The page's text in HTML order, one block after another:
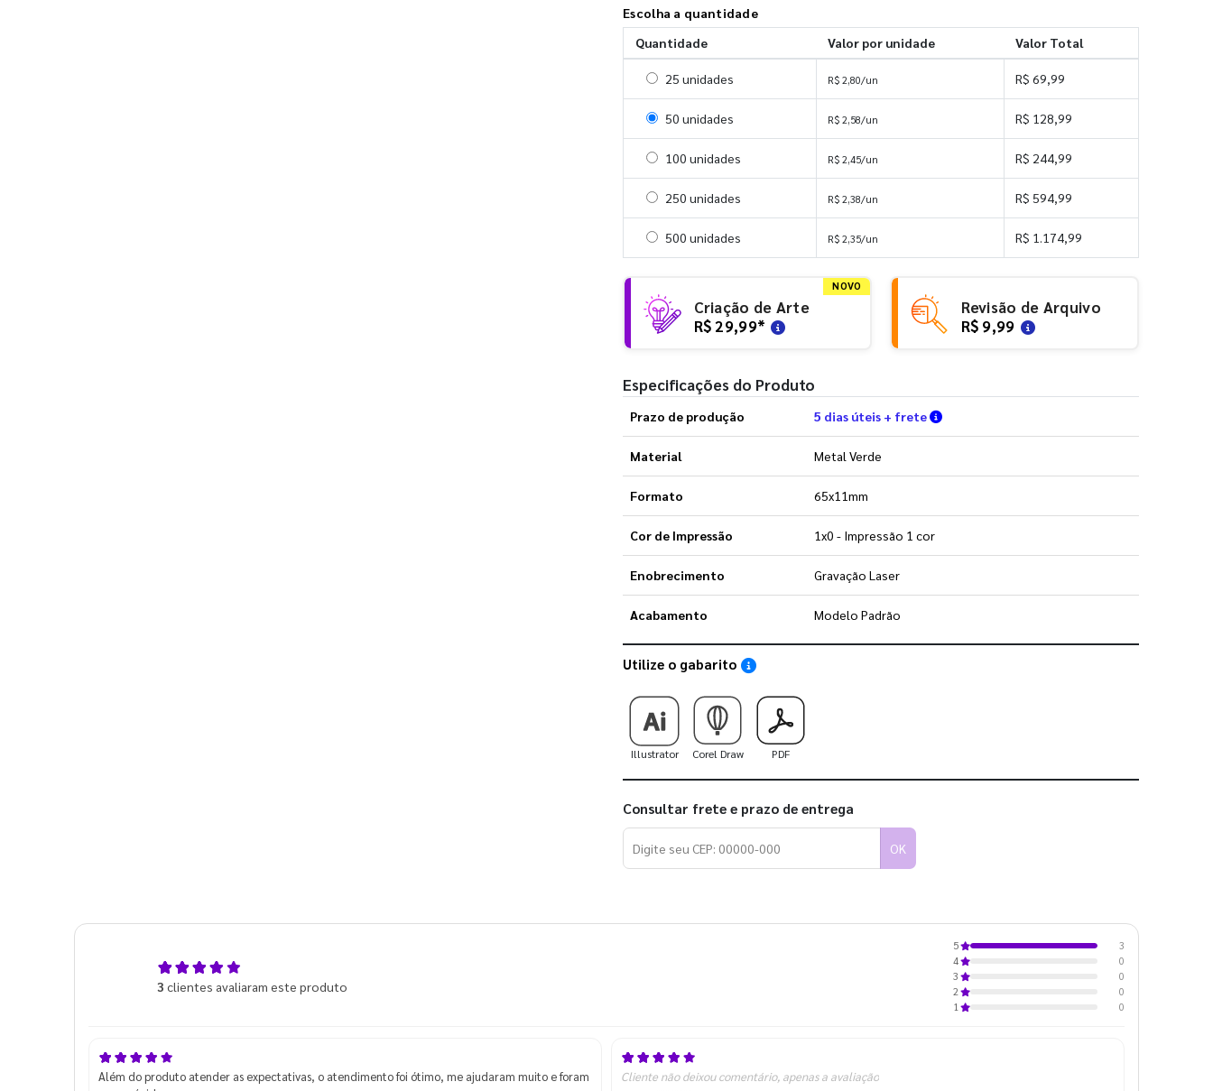
Escolha a quantidade
Quantidade
Valor por unidade Valor Total
Selecionar 25 unidades
25 unidades R$ 2,80/un R$ 69,99
Selecionar 50 unidades
50 unidades R$ 2,58/un R$ 128,99
Selecionar 100 unidades
100 unidades R$ 2,45/un R$ 244,99
Selecionar 250 unidades
250 unidades R$ 2,38/un R$ 594,99
Selecionar 500 unidades
500 unidades R$ 2,35/un R$ 1.174,99
NOVO
Criação de Arte
R$ 29,99*
Revisão de Arquivo
R$ 9,99
Especificações do Produto
Prazo de produção 5 dias úteis + frete Verifique as condições de entrega
Material Metal Verde
Formato 65x11mm
Cor de Impressão 1x0 - Impressão 1 cor
Enobrecimento Gravação Laser
Acabamento Modelo Padrão
Utilize o gabarito Saiba como utilizar os nossos gabaritos
Illustrator Corel Draw PDF
Consultar frete e prazo de entrega
OK
3 clientes avaliaram este produto
5
3
4
0
3
0
2
0
1
0
Além do produto atender as expectativas, o atendimento foi ótimo, me ajudaram muito e foram
Cliente não deixou comentário, apenas a avaliação